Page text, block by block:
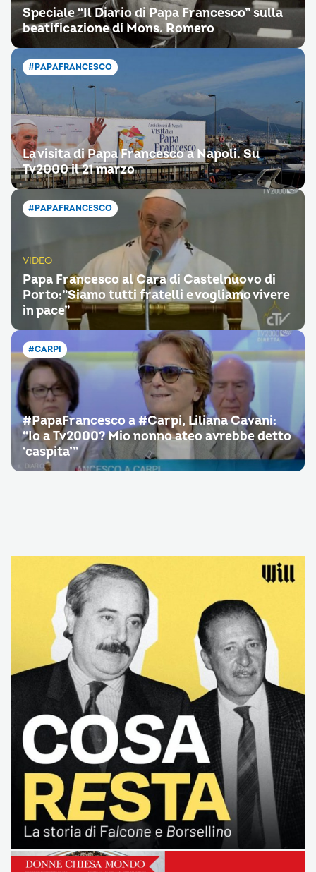
Speciale “Il Diario di Papa Francesco” sulla
beatificazione di Mons. Romero
#PAPAFRANCESCO
La visita di Papa Francesco a Napoli. Su
Tv2000 il 21 marzo
#PAPAFRANCESCO
VIDEO
Papa Francesco al Cara di Castelnuovo di
Porto:”Siamo tutti fratelli e vogliamo vivere
in pace”
#CARPI
#PapaFrancesco a #Carpi, Liliana Cavani:
“Io a Tv2000? Mio nonno ateo avrebbe detto
‘caspita’”